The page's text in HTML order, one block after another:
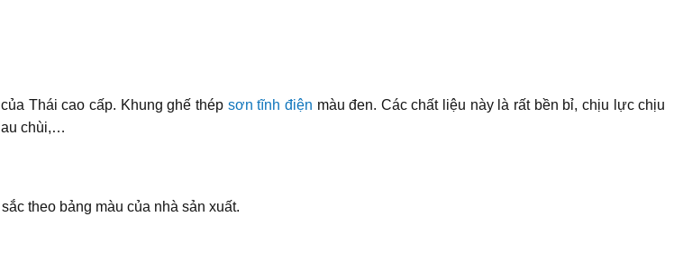
Thái cao cấp. Khung ghế thép sơn tĩnh điện màu đen. Các chất liệu này là rất bền bỉ, chịu lực chịu
chùi,…
theo bảng màu của nhà sản xuất.